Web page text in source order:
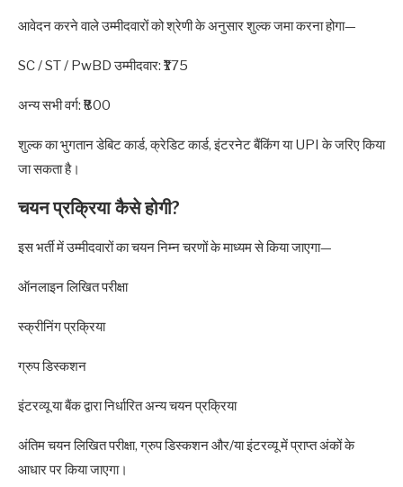
आवेदन करने वाले उम्मीदवारों को श्रेणी के अनुसार शुल्क जमा करना होगा—
SC / ST / PwBD उम्मीदवार: ₹175
अन्य सभी वर्ग: ₹800
शुल्क का भुगतान डेबिट कार्ड, क्रेडिट कार्ड, इंटरनेट बैंकिंग या UPI के जरिए किया
जा सकता है।
चयन प्रक्रिया कैसे होगी?
इस भर्ती में उम्मीदवारों का चयन निम्न चरणों के माध्यम से किया जाएगा—
ऑनलाइन लिखित परीक्षा
स्क्रीनिंग प्रक्रिया
ग्रुप डिस्कशन
इंटरव्यू या बैंक द्वारा निर्धारित अन्य चयन प्रक्रिया
अंतिम चयन लिखित परीक्षा, ग्रुप डिस्कशन और/या इंटरव्यू में प्राप्त अंकों के
आधार पर किया जाएगा।